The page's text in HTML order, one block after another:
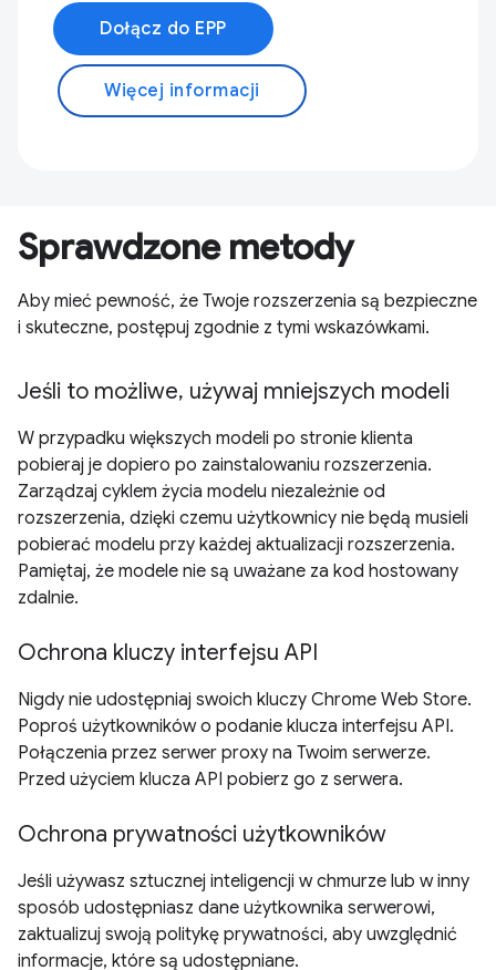
Dołącz do EPP
Więcej informacji
Sprawdzone metody
Aby mieć pewność, że Twoje rozszerzenia są bezpieczne
i skuteczne, postępuj zgodnie z tymi wskazówkami.
Jeśli to możliwe, używaj mniejszych modeli
W przypadku większych modeli po stronie klienta
pobieraj je dopiero po zainstalowaniu rozszerzenia.
Zarządzaj cyklem życia modelu niezależnie od
rozszerzenia, dzięki czemu użytkownicy nie będą musieli
pobierać modelu przy każdej aktualizacji rozszerzenia.
Pamiętaj, że modele nie są uważane za kod hostowany
zdalnie.
Ochrona kluczy interfejsu API
Nigdy nie udostępniaj swoich kluczy Chrome Web Store.
Poproś użytkowników o podanie klucza interfejsu API.
Połączenia przez serwer proxy na Twoim serwerze.
Przed użyciem klucza API pobierz go z serwera.
Ochrona prywatności użytkowników
Jeśli używasz sztucznej inteligencji w chmurze lub w inny
sposób udostępniasz dane użytkownika serwerowi,
zaktualizuj swoją politykę prywatności, aby uwzględnić
informacje, które są udostępniane.